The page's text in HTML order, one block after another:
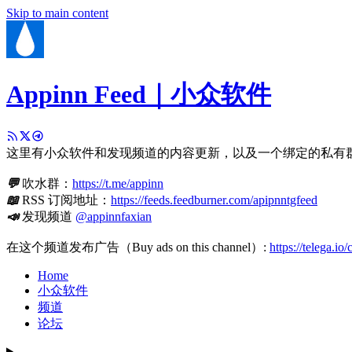
Skip to main content
Appinn Feed｜小众软件
这里有小众软件和发现频道的内容更新，以及一个绑定的私有
💬吹水群： https://t.me/appinn
📖RSS 订阅地址： https://feeds.feedburner.com/apipnntgfeed
📣发现频道 @appinnfaxian
在这个频道发布广告（Buy ads on this channel）: https://telega.io/
Home
小众软件
频道
论坛